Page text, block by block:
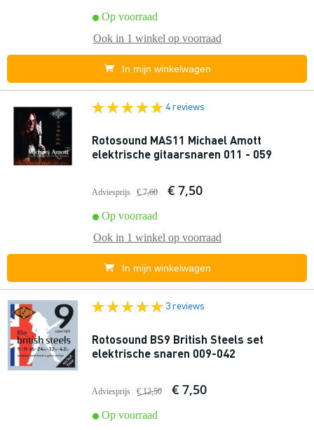
Op voorraad
Ook in 1 winkel op voorraad
In mijn winkelwagen
4 reviews
Rotosound MAS11 Michael Amott
elektrische gitaarsnaren 011 - 059
Adviesprijs € 7,60 € 7,50
Op voorraad
Ook in 1 winkel op voorraad
In mijn winkelwagen
3 reviews
Rotosound BS9 British Steels set
elektrische snaren 009-042
Adviesprijs € 12,50 € 7,50
Op voorraad